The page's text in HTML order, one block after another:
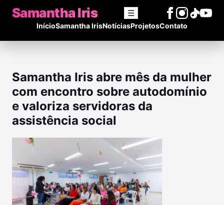
Samantha Iris ☰
InícioSamantha IrisNotíciasProjetosContato
Samantha Iris abre mês da mulher
com encontro sobre autodomínio
e valoriza servidoras da
assistência social